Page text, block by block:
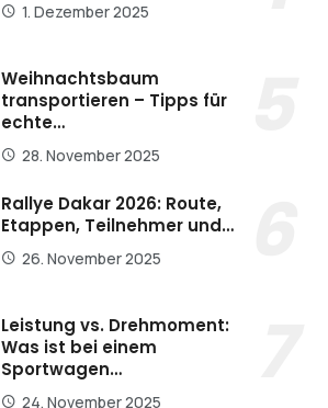
1. Dezember 2025
Weihnachtsbaum
transportieren – Tipps für
echte…
28. November 2025
Rallye Dakar 2026: Route,
Etappen, Teilnehmer und…
26. November 2025
Leistung vs. Drehmoment:
Was ist bei einem
Sportwagen…
24. November 2025